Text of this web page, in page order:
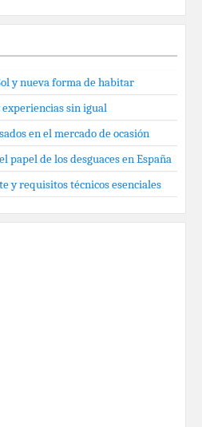
y nueva forma de habitar
sin igual
en el mercado de ocasión
papel de los desguaces en España
y requisitos técnicos esenciales